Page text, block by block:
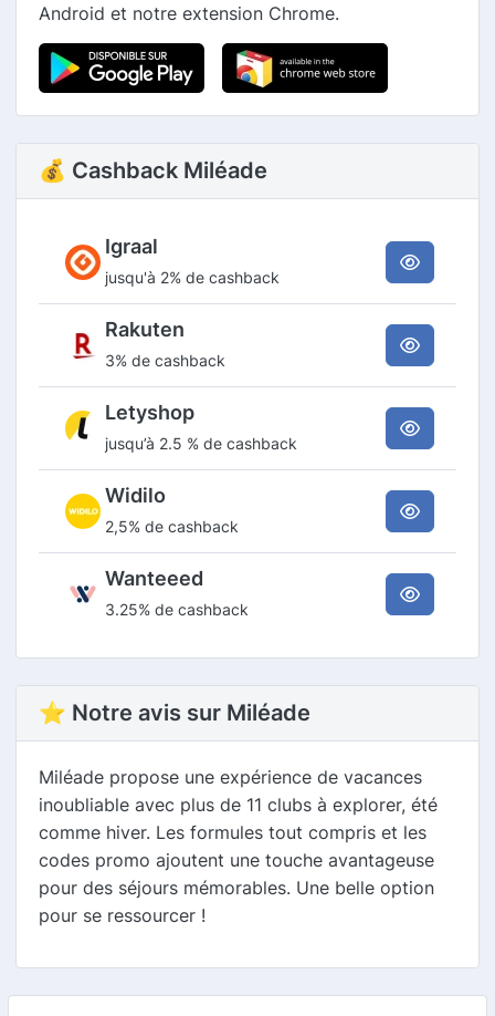
Android et notre extension Chrome.
💰 Cashback Miléade
Igraal
jusqu'à 2% de cashback
Rakuten
3% de cashback
Letyshop
jusqu’à 2.5 % de cashback
Widilo
2,5% de cashback
Wanteeed
3.25% de cashback
⭐ Notre avis sur Miléade
Miléade propose une expérience de vacances
inoubliable avec plus de 11 clubs à explorer, été
comme hiver. Les formules tout compris et les
codes promo ajoutent une touche avantageuse
pour des séjours mémorables. Une belle option
pour se ressourcer !